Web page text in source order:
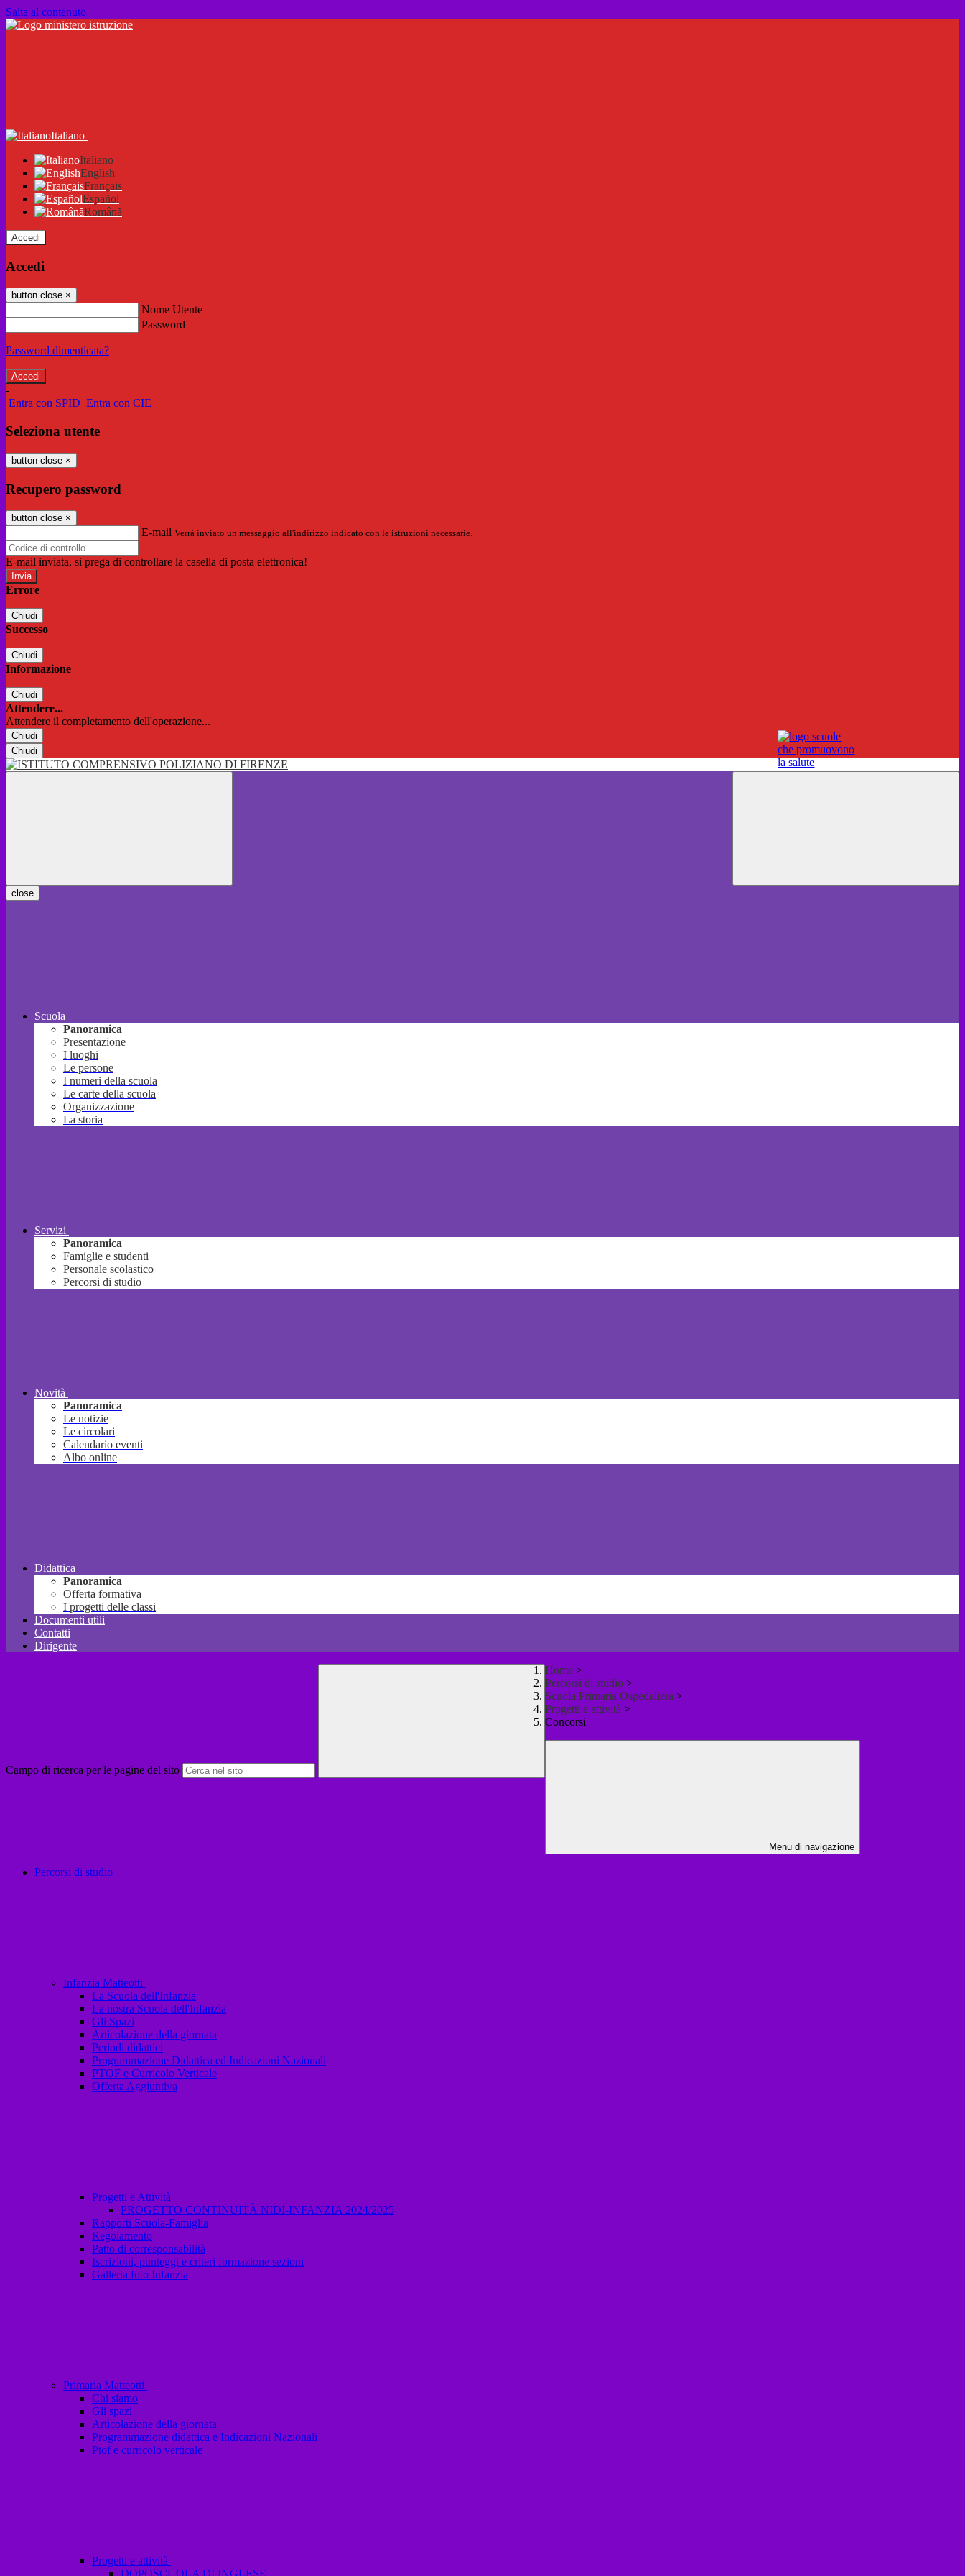
Salta al contenuto
Italiano
Italiano
English
Français
Español
Română
Accedi
Accedi
button close ×
Nome Utente
Password
Password dimenticata?
-
Entra con SPID Entra con CIE
Seleziona utente
button close ×
Recupero password
button close ×
E-mail Verrà inviato un messaggio all'indirizzo indicato con le istruzioni necessarie.
E-mail inviata, si prega di controllare la casella di posta elettronica!
Errore
Chiudi
Successo
Chiudi
Informazione
Chiudi
Attendere...
Attendere il completamento dell'operazione...
Chiudi
Chiudi
close
Scuola
Panoramica
Presentazione
I luoghi
Le persone
I numeri della scuola
Le carte della scuola
Organizzazione
La storia
Servizi
Panoramica
Famiglie e studenti
Personale scolastico
Percorsi di studio
Novità
Panoramica
Le notizie
Le circolari
Calendario eventi
Albo online
Didattica
Panoramica
Offerta formativa
I progetti delle classi
Documenti utili
Contatti
Dirigente
Campo di ricerca per le pagine del sito
Home >
Percorsi di studio >
Scuola Primaria Ospedaliera >
Progetti e attività >
Concorsi
Menu di navigazione
Percorsi di studio
Infanzia Matteotti
La Scuola dell'Infanzia
La nostra Scuola dell'Infanzia
Gli Spazi
Articolazione della giornata
Periodi didattici
Programmazione Didattica ed Indicazioni Nazionali
PTOF e Curricolo Verticale
Offerta Aggiuntiva
Progetti e Attività
PROGETTO CONTINUITÀ NIDI-INFANZIA 2024/2025
Rapporti Scuola-Famiglia
Regolamento
Patto di corresponsabilità
Iscrizioni, punteggi e criteri formazione sezioni
Galleria foto Infanzia
Primaria Matteotti
Chi siamo
Gli spazi
Articolazione della giornata
Programmazione didattica e Indicazioni Nazionali
Ptof e curricolo verticale
Progetti e attività